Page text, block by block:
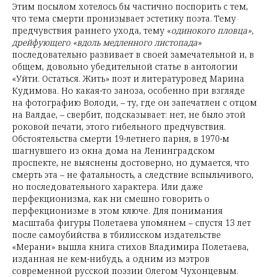
Этим посылом хотелось бы частично поспорить с тем,
что тема смерти пронизывает эстетику поэта. Тему
предчувствия раннего ухода, тему «одинокого пловца»,
дрейфующего «вдоль медленного листопада»
последовательно развивает в своей замечательной и, в
общем, довольно убедительной статье в антологии
«Уйти. Остаться. Жить» поэт и литературовед Марина
Кудимова. Но какая-то заноза, особенно при взгляде
на фотографию Володи, – ту, где он запечатлен с отцом
на Валдае, – свербит, подсказывает: нет, не было этой
роковой печати, этого гибельного предчувствия.
Обстоятельства смерти 19-летнего парня, в 1970-м
шагнувшего из окна дома на Ленинградском
проспекте, не выяснены достоверно, но думается, что
смерть эта – не фатальность, а следствие вспыльчивого,
но последовательного характера. Или даже
перфекционизма, как ни смешно говорить о
перфекционизме в этом ключе. Для понимания
масштаба фигуры Полетаева упомянем – спустя 13 лет
после самоубийства в тбилисском издательстве
«Мерани» вышла книга стихов Владимира Полетаева,
изданная не кем-нибудь, а одним из мэтров
современной русской поэзии Олегом Чухонцевым.